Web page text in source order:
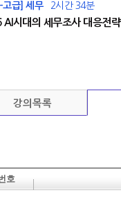
고급] 세무 2시간 34분
AI시대의 세무조사 대응전략
강의목록